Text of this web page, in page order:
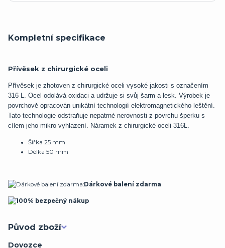
Kompletní specifikace
Přívěsek z chirurgické oceli
Přívěsek je zhotoven z chirurgické oceli vysoké jakosti s označením
316 L. Ocel odolává oxidaci a udržuje si svůj šarm a lesk. Výrobek je
povrchově opracován unikátní technologií elektromagnetického leštění.
Tato technologie odstraňuje nepatrné nerovnosti z povrchu šperku s
cílem jeho mikro vyhlazení. Náramek z chirurgické oceli 316L.
Šířka 25 mm
Délka 50 mm
:Dárkové balení zdarma
Původ zboží
Dovozce